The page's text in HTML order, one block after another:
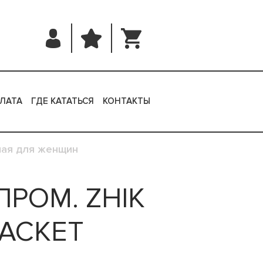
ГДЕ КАТАТЬСЯ КОНТАКТЫ
для женщин
ZHIK